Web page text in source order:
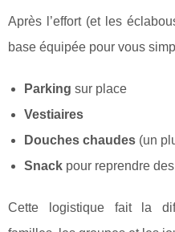
Après l’effort (et les
base équipée pour vous
Parking sur place
Vestiaires
Douches chaudes (un
Snack pour reprendre
Cette logistique fait la